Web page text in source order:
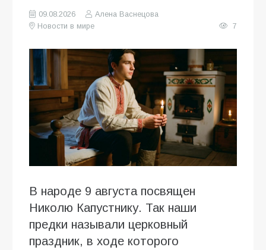
09.08.2026
Алена Васнецова
Новости в мире
7
В народе 9 августа посвящен
Николю Капустнику. Так наши
предки называли церковный
праздник, в ходе которого